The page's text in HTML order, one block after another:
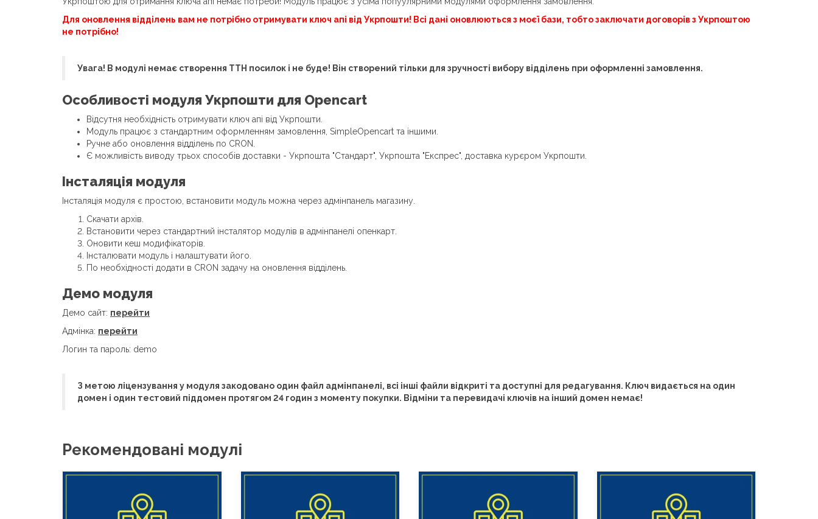
Для оновлення відділень вам не потрібно отримувати ключ апі від Укрпошти! Всі дані оновлюються з моєї бази, тобто заключати договорів з Укрпоштою
не потрібно!
Увага! В модулі немає створення ТТН посилок і не буде! Він створений тільки для зручності вибору відділень при оформленні замовлення.
Особливості модуля Укрпошти для Opencart
Відсутня необхідність отримувати ключ апі від Укрпошти.
Модуль працює з стандартним оформленням замовлення, SimpleOpencart та іншими.
Ручне або оновлення відділень по CRON.
Є можливість виводу трьох способів доставки - Укрпошта "Стандарт", Укрпошта "Експрес", доставка курєром Укрпошти.
Інсталяція модуля
Інсталяція модуля є простою, встановити модуль можна через адмінпанель магазину.
Скачати архів.
Встановити через стандартний інсталятор модулів в адмінпанелі опенкарт.
Оновити кеш модифікаторів.
Інсталювати модуль і налаштувати його.
По необхідності додати в CRON задачу на оновлення відділень.
Демо модуля
Демо сайт: перейти
Адмінка: перейти
Логин та пароль: demo
З метою ліцензування у модуля закодовано один файл адмінпанелі, всі інші файли відкриті та доступні для редагування. Ключ видається на один
домен і один тестовий піддомен протягом 24 годин з моменту покупки. Відміни та перевидачі ключів на інший домен немає!
Рекомендовані модулі